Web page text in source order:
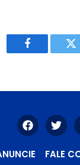
Facebook
FALE